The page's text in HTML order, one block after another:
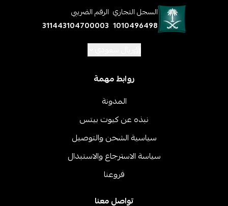
السجل التجاري
1010496498
الرقم الضريبي
311443104700003
روابط مهمة
المدونة
نبذه عن كيوت بيتس
سياسية الشحن والتوصيل
سياسة الاسترجاع والاستبدال
فروعنا
تواصل معنا